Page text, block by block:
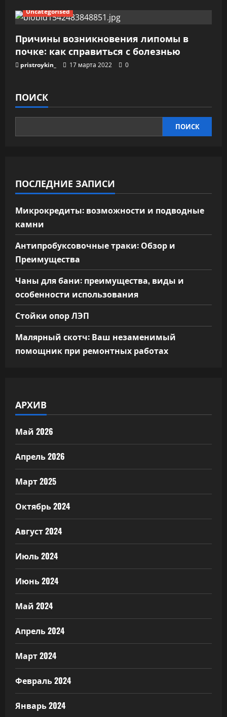
Uncategorised
Причины возникновения липомы в
почке: как справиться с болезнью
pristroykin_ 17 марта 2022 0
ПОИСК
ПОИСК
ПОСЛЕДНИЕ ЗАПИСИ
Микрокредиты: возможности и подводные
камни
Антипробуксовочные траки: Обзор и
Преимущества
Чаны для бани: преимущества, виды и
особенности использования
Стойки опор ЛЭП
Малярный скотч: Ваш незаменимый
помощник при ремонтных работах
АРХИВ
Май 2026
Апрель 2026
Март 2025
Октябрь 2024
Август 2024
Июль 2024
Июнь 2024
Май 2024
Апрель 2024
Март 2024
Февраль 2024
Январь 2024